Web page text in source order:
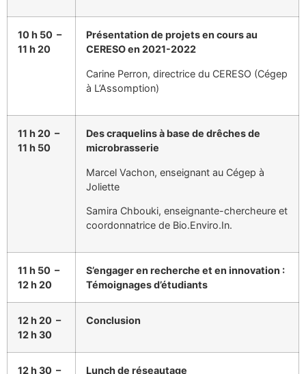
10 h 50 –
11 h 20
Présentation de projets en cours au
CERESO en 2021-2022
Carine Perron, directrice du CERESO (Cégep
à L’Assomption)
11 h 20 –
11 h 50
Des craquelins à base de drêches de
microbrasserie
Marcel Vachon, enseignant au Cégep à
Joliette
Samira Chbouki, enseignante-chercheure et
coordonnatrice de Bio.Enviro.In.
11 h 50 –
12 h 20
S’engager en recherche et en innovation :
Témoignages d’étudiants
12 h 20 –
12 h 30
Conclusion
12 h 30 – Lunch de réseautage